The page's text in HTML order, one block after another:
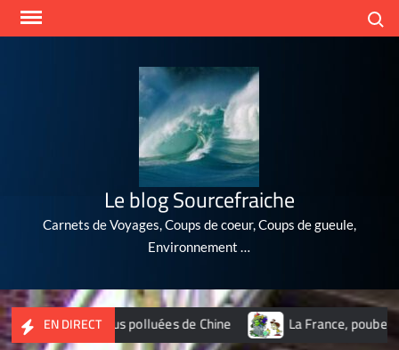
Skip
Le blog Sourcefraiche
Carnets de Voyages, Coups de coeur, Coups de gueule,
Environnement …
EN DIRECT
10 villes les plus polluées de Chine La France, poubelle